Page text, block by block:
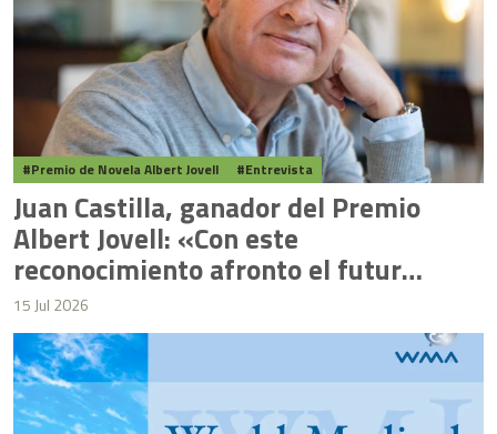
Premio de Novela Albert Jovell Entrevista
Juan Castilla, ganador del Premio
Albert Jovell: «Con este
reconocimiento afronto el futuro
literario con una motivación
renovada»
15 Jul 2026